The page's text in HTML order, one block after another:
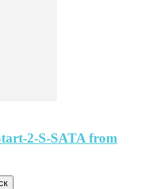
2-S-SATA from